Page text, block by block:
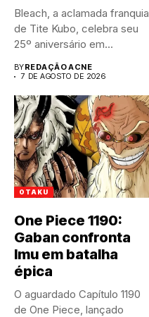
Bleach, a aclamada franquia
de Tite Kubo, celebra seu
25º aniversário em...
BYREDAÇÃO ACNE
7 DE AGOSTO DE 2026
OTAKU
One Piece 1190:
Gaban confronta
Imu em batalha
épica
O aguardado Capítulo 1190
de One Piece, lançado